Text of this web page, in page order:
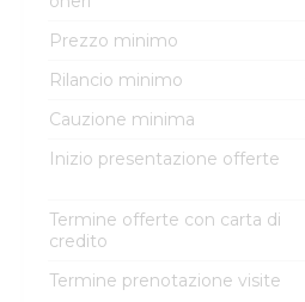
Prezzo minimo
Rilancio minimo
Cauzione minima
Inizio presentazione offerte
Termine offerte con carta di
credito
Termine prenotazione visite